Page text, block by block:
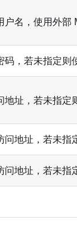
户名，使用外部
码，若未指定则
址，若未指定
问地址，若未指
问地址，若未指